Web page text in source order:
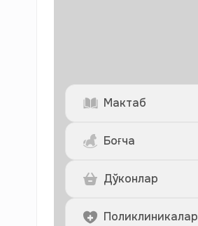
Мактаб
Боғча
Дўконлар
Поликлиникалар